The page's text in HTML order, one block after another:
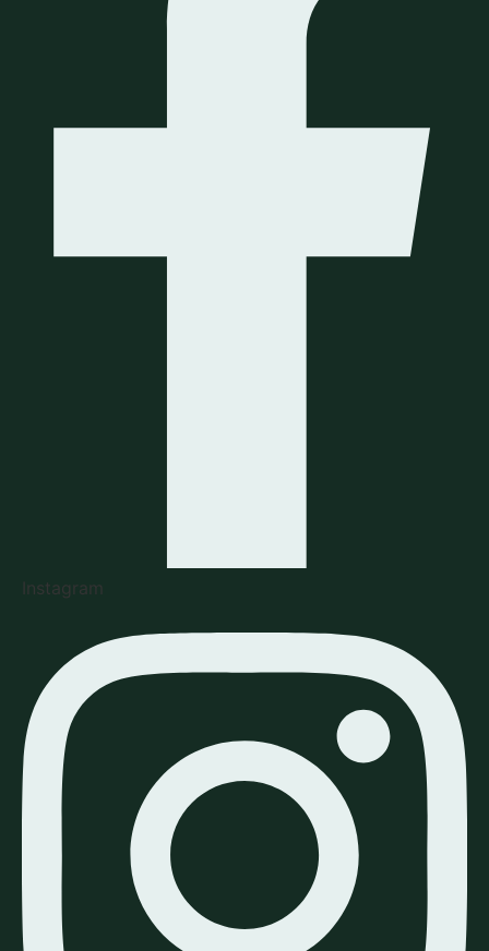
Instagram